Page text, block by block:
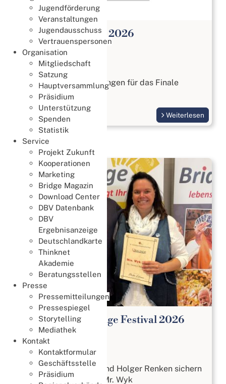
Jugendförderung
Veranstaltungen
Jugendausschuss
Vertrauenspersonen
Organisation
Mitgliedschaft
Satzung
Hauptversammlung
Präsidium
Unterstützung
Spenden
Statistik
Service
Projekt Zukunft
Kooperationen
Marketing
Bridge Magazin
Download Center
DBV Datenbank
DBV
Ergebnisanzeige
Deutschlandkarte
Thinknet
Akademie
Beratungsstellen
Presse
Pressemitteilungen
Pressespiegel
Storytelling
Mediathek
Kontakt
Kontaktformular
Geschäftsstelle
Präsidium
16. Challenger Cup 2026
09. Juli 2026
Challenger Cup
Ab sofort sind Anmeldungen für das Finale
möglich.
Weiterlesen
26. Deutsches Bridge Festival 2026
09. Mai 2026
Festival
Dr. Yasmin Basegmez und Holger Renken sichern
sich die Titel Mrs. und Mr. Wyk